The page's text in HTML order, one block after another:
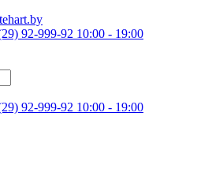
92-999-92 10:00 - 19:00
92-999-92 10:00 - 19:00